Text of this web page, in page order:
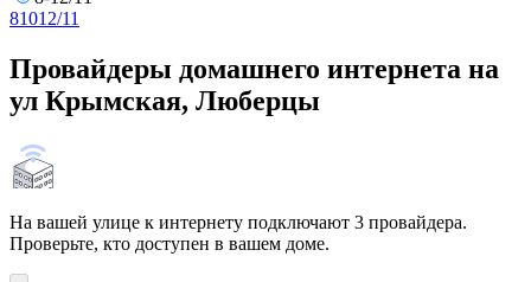
81012/11
Провайдеры домашнего интернета на
ул Крымская, Люберцы
На вашей улице к интернету подключают 3 провайдера.
Проверьте, кто доступен в вашем доме.